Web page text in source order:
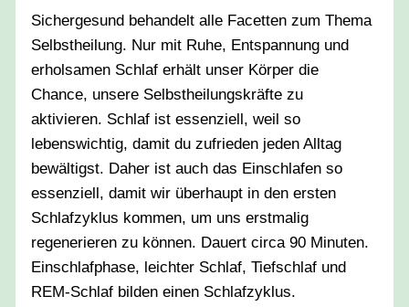
Sichergesund behandelt alle Facetten zum Thema
Selbstheilung. Nur mit Ruhe, Entspannung und
erholsamen Schlaf erhält unser Körper die
Chance, unsere Selbstheilungskräfte zu
aktivieren. Schlaf ist essenziell, weil so
lebenswichtig, damit du zufrieden jeden Alltag
bewältigst. Daher ist auch das Einschlafen so
essenziell, damit wir überhaupt in den ersten
Schlafzyklus kommen, um uns erstmalig
regenerieren zu können. Dauert circa 90 Minuten.
Einschlafphase, leichter Schlaf, Tiefschlaf und
REM-Schlaf bilden einen Schlafzyklus.